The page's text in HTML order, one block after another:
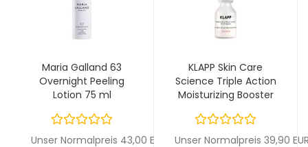
Maria Galland 63
Overnight Peeling
Lotion 75 ml
Unser Normalpreis 43,00 EUR
KLAPP Skin Care
Science Triple Action
Moisturizing Booster
Unser Normalpreis 39,90